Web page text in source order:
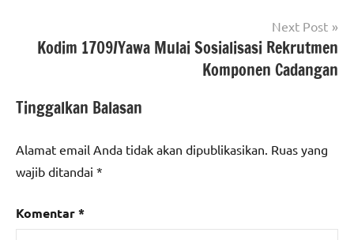
Next Post
Kodim 1709/Yawa Mulai Sosialisasi Rekrutmen
Komponen Cadangan
Tinggalkan Balasan
Alamat email Anda tidak akan dipublikasikan. Ruas yang
wajib ditandai *
Komentar*